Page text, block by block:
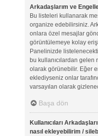
Arkadaşlarım ve
Bu listeleri kullanarak
organize edebilirsiniz.
onlara özel mesajlar
görüntülemeye kolay
Panelinizde
bu kullanıcılardan gelen
olarak görünebilir. Eğer
eklediyseniz onlar
varsayılan olarak
Başa dön
Kullanıcıları
nasıl ekleyebilirim /